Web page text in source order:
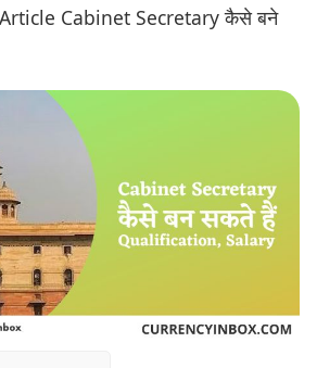
Cabinet Secretary कैसे बने